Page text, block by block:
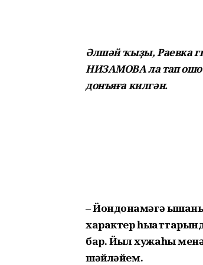
Әлшәй ҡыҙы, Раевка
НИЗАМОВА ла тап
донъяға килгән.
– Йондоҙнамәгә
характер
бар. Йыл хужаһы
шәйләйем.